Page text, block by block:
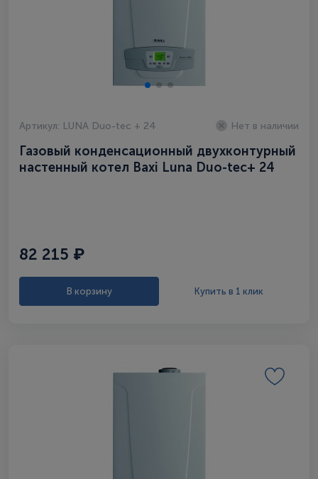
Артикул: LUNA Duo-tec + 24 Нет в наличии
Газовый конденсационный двухконтурный
настенный котел Baxi Luna Duo-tec+ 24
82 215 ₽
В корзину Купить в 1 клик